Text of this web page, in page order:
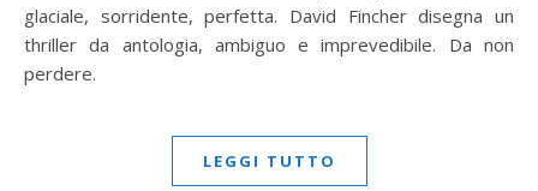
glaciale, sorridente, perfetta. David Fincher disegna un
thriller da antologia, ambiguo e imprevedibile. Da non
perdere.
LEGGI TUTTO